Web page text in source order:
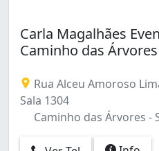
Carla Magalhães
Caminho das Árvores
Rua Alceu Amoroso
Sala 1304
Caminho das Árvores -